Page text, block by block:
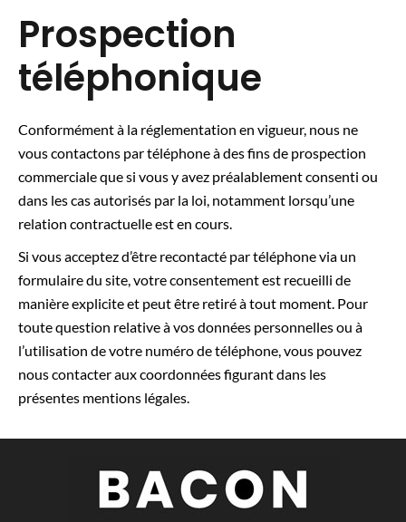
Prospection
téléphonique
Conformément à la réglementation en vigueur, nous ne
vous contactons par téléphone à des fins de prospection
commerciale que si vous y avez préalablement consenti ou
dans les cas autorisés par la loi, notamment lorsqu’une
relation contractuelle est en cours.
Si vous acceptez d’être recontacté par téléphone via un
formulaire du site, votre consentement est recueilli de
manière explicite et peut être retiré à tout moment. Pour
toute question relative à vos données personnelles ou à
l’utilisation de votre numéro de téléphone, vous pouvez
nous contacter aux coordonnées figurant dans les
présentes mentions légales.